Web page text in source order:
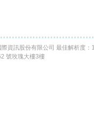
資訊股份有限公司 最佳解析度：
號玫瑰大樓3樓